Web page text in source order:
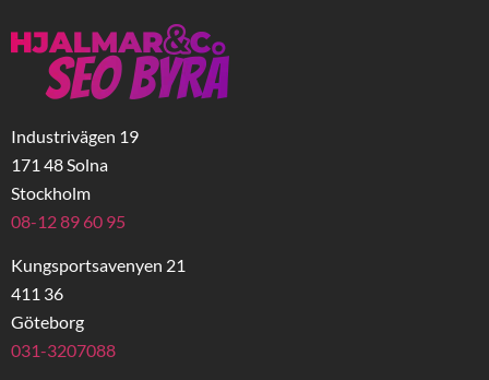
Industrivägen 19
171 48 Solna
Stockholm
08-12 89 60 95
Kungsportsavenyen 21
411 36
Göteborg
031-3207088